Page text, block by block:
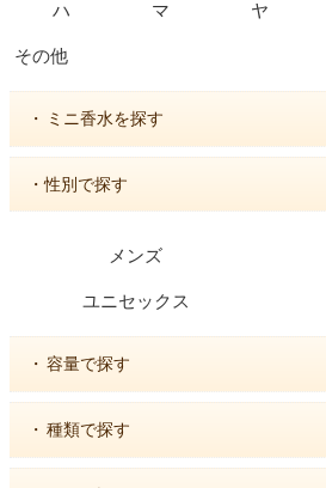
ハ マ ヤ
その他
・ ミニ香水を探す
・性別で探す
メンズ
ユニセックス
・ 容量で探す
・ 種類で探す